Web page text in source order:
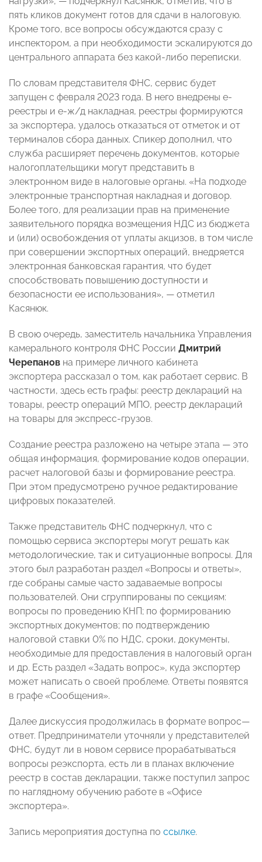
пять кликов документ готов для сдачи в налоговую.
Кроме того, все вопросы обсуждаются сразу с
инспектором, а при необходимости эскалируются до
центрального аппарата без какой-либо переписки.
По словам представителя ФНС, сервис будет
запущен с февраля 2023 года. В него внедрены е-
реестры и е-ж/д накладная, реестры формируются
за экспортера, удалось отказаться от отметок и от
терминалов сбора данных. Спикер дополнил, что
служба расширяет перечень документов, которые
налогоплательщики могут представить в
электронном виде в налоговые органы. «На подходе
электронные транспортная накладная и договор.
Более того, для реализации прав на применение
заявительного порядка возмещения НДС из бюджета
и (или) освобождения от уплаты акцизов, в том числе
при совершении экспортных операций, внедряется
электронная банковская гарантия, что будет
способствовать повышению доступности и
безопасности ее использования», — отметил
Касянюк.
В свою очередь, заместитель начальника Управления
камерального контроля ФНС России Дмитрий
Черепанов на примере личного кабинета
экспортера рассказал о том, как работает сервис. В
частности, здесь есть графы: реестр деклараций на
товары, реестр операций МПО, реестр деклараций
на товары для экспресс-грузов.
Создание реестра разложено на четыре этапа — это
общая информация, формирование кодов операции,
расчет налоговой базы и формирование реестра.
При этом предусмотрено ручное редактирование
цифровых показателей.
Также представитель ФНС подчеркнул, что с
помощью сервиса экспортеры могут решать как
методологические, так и ситуационные вопросы. Для
этого был разработан раздел «Вопросы и ответы»,
где собраны самые часто задаваемые вопросы
пользователей. Они сгруппированы по секциям:
вопросы по проведению КНП; по формированию
экспортных документов; по подтверждению
налоговой ставки 0% по НДС, сроки, документы,
необходимые для предоставления в налоговый орган
и др. Есть раздел «Задать вопрос», куда экспортер
может написать о своей проблеме. Ответы появятся
в графе «Сообщения».
Далее дискуссия продолжилась в формате вопрос—
ответ. Предприниматели уточняли у представителей
ФНС, будут ли в новом сервисе прорабатываться
вопросы реэкспорта, есть ли в планах включение
реестр в состав декларации, также поступил запрос
по наглядному обучению работе в «Офисе
экспортера».
Запись мероприятия доступна по ссылке.